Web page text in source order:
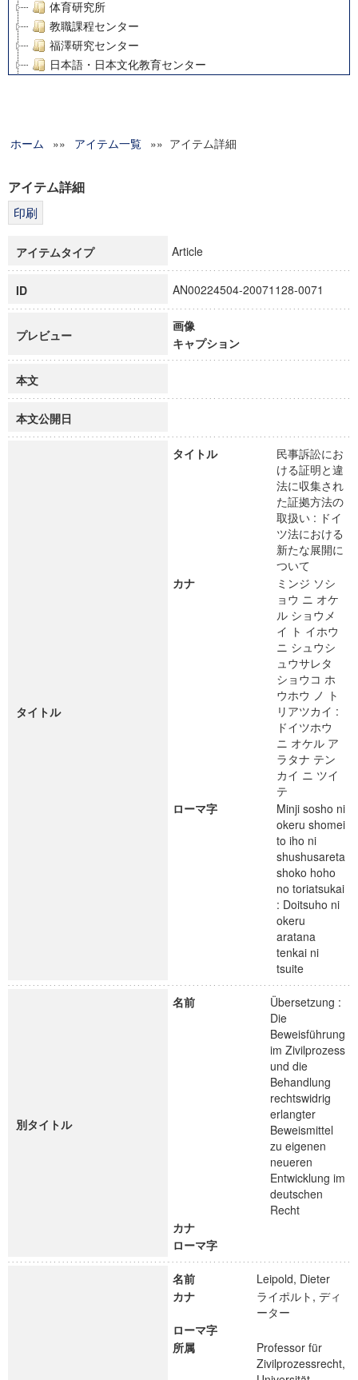
体育研究所
教職課程センター
福澤研究センター
日本語・日本文化教育センター
グローバルリサーチインスティテュート
科学研究費補助金研究成果報告書
博士課程教育リーディングプログラム「超成熟社会発展のサ
ホーム »» アイテム一覧 »» アイテム詳細
アイテム詳細
アイテムタイプ Article
ID AN00224504-20071128-0071
プレビュー
画像
キャプション
本文
本文公開日
タイトル
タイトル
民事訴訟にお
ける証明と違
法に収集され
た証拠方法の
取扱い : ドイ
ツ法における
新たな展開に
ついて
カナ
ミンジ ソシ
ョウ ニ オケ
ル ショウメ
イ ト イホウ
ニ シュウシ
ュウサレタ
ショウコ ホ
ウホウ ノ ト
リアツカイ :
ドイツホウ
ニ オケル ア
ラタナ テン
カイ ニ ツイ
テ
ローマ字
Minji sosho ni
okeru shomei
to iho ni
shushusareta
shoko hoho
no toriatsukai
: Doitsuho ni
okeru
aratana
tenkai ni
tsuite
別タイトル
名前
Übersetzung :
Die
Beweisführung
im Zivilprozess
und die
Behandlung
rechtswidrig
erlangter
Beweismittel
zu eigenen
neueren
Entwicklung im
deutschen
Recht
カナ
ローマ字
名前
Leipold, Dieter
カナ
ライポルト, ディ
ーター
ローマ字
所属
Professor für
Zivilprozessrecht,